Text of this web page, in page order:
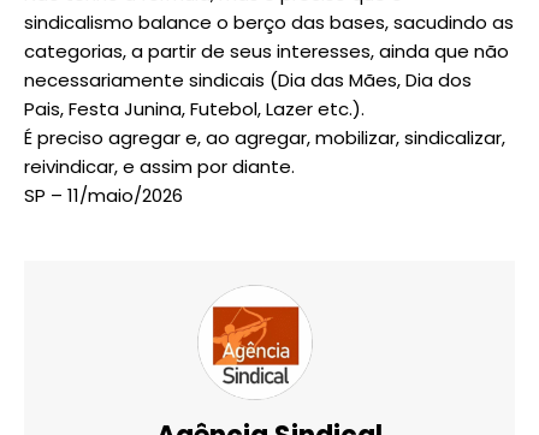
sindicalismo balance o berço das bases, sacudindo as
categorias, a partir de seus interesses, ainda que não
necessariamente sindicais (Dia das Mães, Dia dos
Pais, Festa Junina, Futebol, Lazer etc.).
É preciso agregar e, ao agregar, mobilizar, sindicalizar,
reivindicar, e assim por diante.
SP – 11/maio/2026